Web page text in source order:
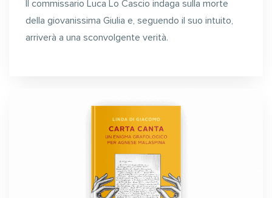
Il commissario Luca Lo Cascio indaga sulla morte
della giovanissima Giulia e, seguendo il suo intuito,
arriverà a una sconvolgente verità.